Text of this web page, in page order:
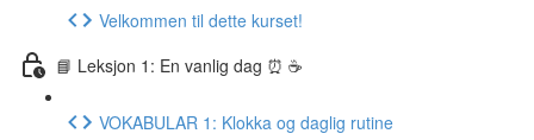
Velkommen til dette kurset!
📘 Leksjon 1: En vanlig dag ⏰ ☕️
VOKABULAR 1: Klokka og daglig rutine